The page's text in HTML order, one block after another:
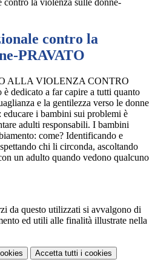
contro la violenza sulle donne-
contro la
PRAVATO
ALLA VIOLENZA CONTRO
dedicato a far capire a tutti quanto
e la gentilezza verso le donne
i bambini sui problemi è
adulti responsabili. I bambini
come? Identificando e
chi li circonda, ascoltando
un adulto quando vedono qualcuno
da questo utilizzati si avvalgono di
ed utili alle finalità illustrate nella
Accetta tutti i cookies